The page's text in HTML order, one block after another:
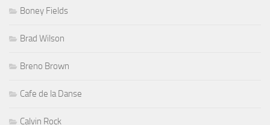
Boney Fields
Brad Wilson
Breno Brown
Cafe de la Danse
Calvin Rock